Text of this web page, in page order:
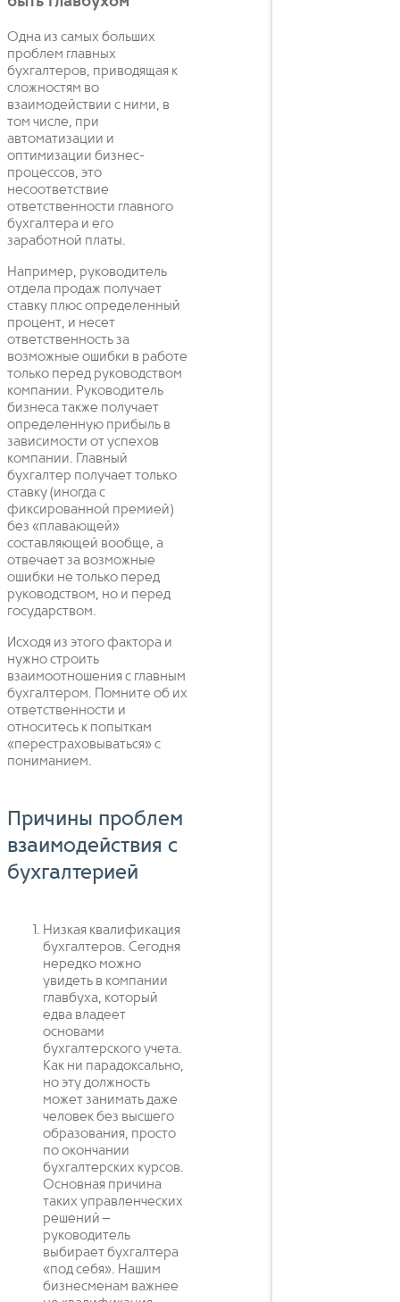
Одна из самых больших
проблем главных
бухгалтеров, приводящая к
сложностям во
взаимодействии с ними, в
том числе, при
автоматизации и
оптимизации бизнес-
процессов, это
несоответствие
ответственности главного
бухгалтера и его
заработной платы.
Например, руководитель
отдела продаж получает
ставку плюс определенный
процент, и несет
ответственность за
возможные ошибки в работе
только перед руководством
компании. Руководитель
бизнеса также получает
определенную прибыль в
зависимости от успехов
компании. Главный
бухгалтер получает только
ставку (иногда с
фиксированной премией)
без «плавающей»
составляющей вообще, а
отвечает за возможные
ошибки не только перед
руководством, но и перед
государством.
Исходя из этого фактора и
нужно строить
взаимоотношения с главным
бухгалтером. Помните об их
ответственности и
относитесь к попыткам
«перестраховываться» с
пониманием.
Причины проблем
взаимодействия с
бухгалтерией
Низкая квалификация
бухгалтеров. Сегодня
нередко можно
увидеть в компании
главбуха, который
едва владеет
основами
бухгалтерского учета.
Как ни парадоксально,
но эту должность
может занимать даже
человек без высшего
образования, просто
по окончании
бухгалтерских курсов.
Основная причина
таких управленческих
решений –
руководитель
выбирает бухгалтера
«под себя». Нашим
бизнесменам важнее